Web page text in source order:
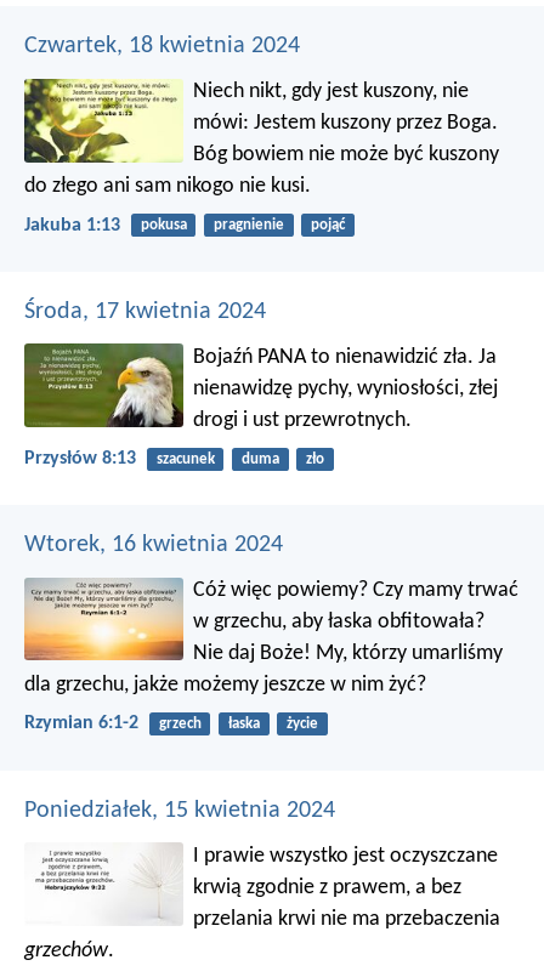
Czwartek, 18 kwietnia 2024
Niech nikt, gdy jest kuszony, nie
mówi: Jestem kuszony przez Boga.
Bóg bowiem nie może być kuszony
do złego ani sam nikogo nie kusi.
Jakuba 1:13 pokusa pragnienie pojąć
Środa, 17 kwietnia 2024
Bojaźń PANA to nienawidzić zła. Ja
nienawidzę pychy, wyniosłości, złej
drogi i ust przewrotnych.
Przysłów 8:13 szacunek duma zło
Wtorek, 16 kwietnia 2024
Cóż więc powiemy? Czy mamy trwać
w grzechu, aby łaska obfitowała?
Nie daj Boże! My, którzy umarliśmy
dla grzechu, jakże możemy jeszcze w nim żyć?
Rzymian 6:1-2 grzech łaska życie
Poniedziałek, 15 kwietnia 2024
I prawie wszystko jest oczyszczane
krwią zgodnie z prawem, a bez
przelania krwi nie ma przebaczenia
grzechów.